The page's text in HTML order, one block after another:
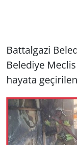
Battalgazi
Belediye
hayata